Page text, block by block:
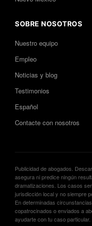
SOBRE NOSOTROS
Nuestro equipo
Empleo
Noticias y blog
Testimonios
Español
Contacte con nosotros
Publicidad de abogados.
asegura ni predice ningún
dramatizaciones. Los casos
jurisdicción local y no siempre
En determinadas
copatrocinados o enviados a
ayudarte con tu caso particular.